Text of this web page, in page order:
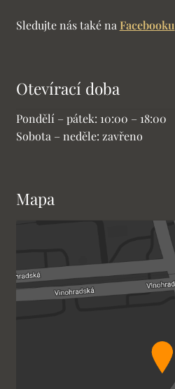
Sledujte nás také na Facebooku
Otevírací doba
Pondělí – pátek: 10:00 – 18:00
Sobota – neděle: zavřeno
Mapa